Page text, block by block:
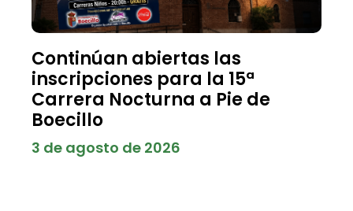
Continúan abiertas las
inscripciones para la 15ª
Carrera Nocturna a Pie de
Boecillo
3 de agosto de 2026